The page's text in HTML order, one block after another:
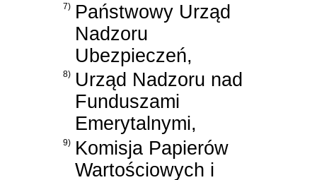
7) Państwowy Urząd
Nadzoru
Ubezpieczeń,
8) Urząd Nadzoru nad
Funduszami
Emerytalnymi,
9) Komisja Papierów
Wartościowych i